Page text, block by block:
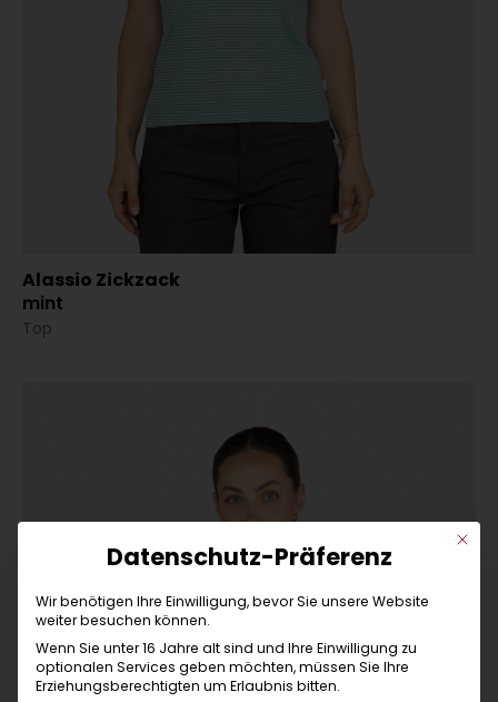
Alassio Zickzack
mint
Top
Mit
Datenschutz-Präferenz
Wir benötigen Ihre Einwilligung, bevor Sie unsere Website
weiter besuchen können.
Wenn Sie unter 16 Jahre alt sind und Ihre Einwilligung zu
optionalen Services geben möchten, müssen Sie Ihre
Erziehungsberechtigten um Erlaubnis bitten.